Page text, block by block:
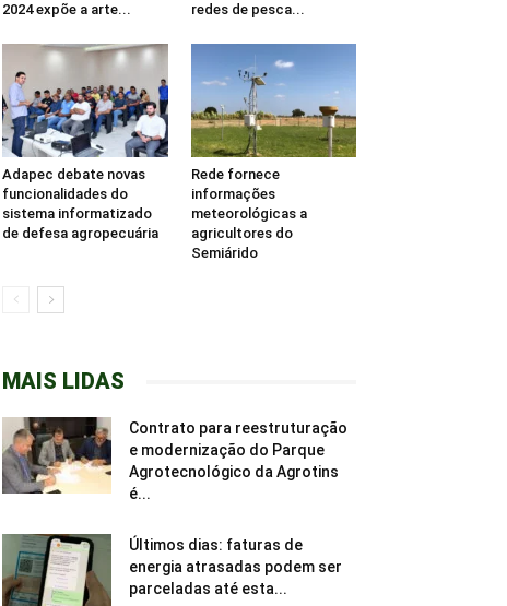
2024 expõe a arte...
redes de pesca...
Adapec debate novas
funcionalidades do
sistema informatizado
de defesa agropecuária
Rede fornece
informações
meteorológicas a
agricultores do
Semiárido
MAIS LIDAS
Contrato para reestruturação
e modernização do Parque
Agrotecnológico da Agrotins
é...
Últimos dias: faturas de
energia atrasadas podem ser
parceladas até esta...